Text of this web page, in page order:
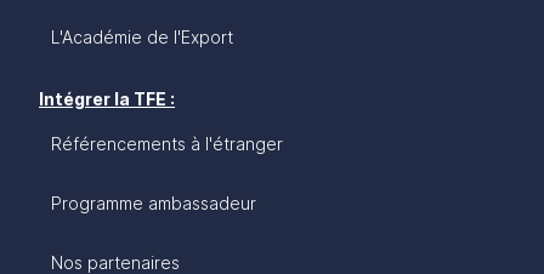
L'Académie de l'Export
Intégrer la TFE :
Référencements à l'étranger
Programme ambassadeur
Nos partenaires